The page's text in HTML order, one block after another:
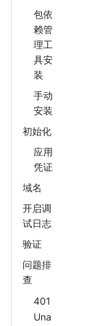
包依
赖管
理工
具安
装
手动
安装
初始化
应用
凭证
域名
开启调
试日志
验证
问题排
查
401
Una